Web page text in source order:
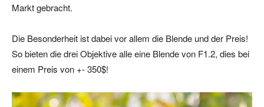
Markt gebracht.
Die Besonderheit ist dabei vor allem die Blende und der Preis!
So bieten die drei Objektive alle eine Blende von F1.2, dies bei
einem Preis von +- 350$!